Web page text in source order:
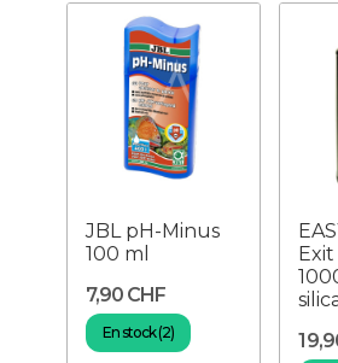
JBL pH-Minus
100 ml
7,90 CHF
En stock (2)